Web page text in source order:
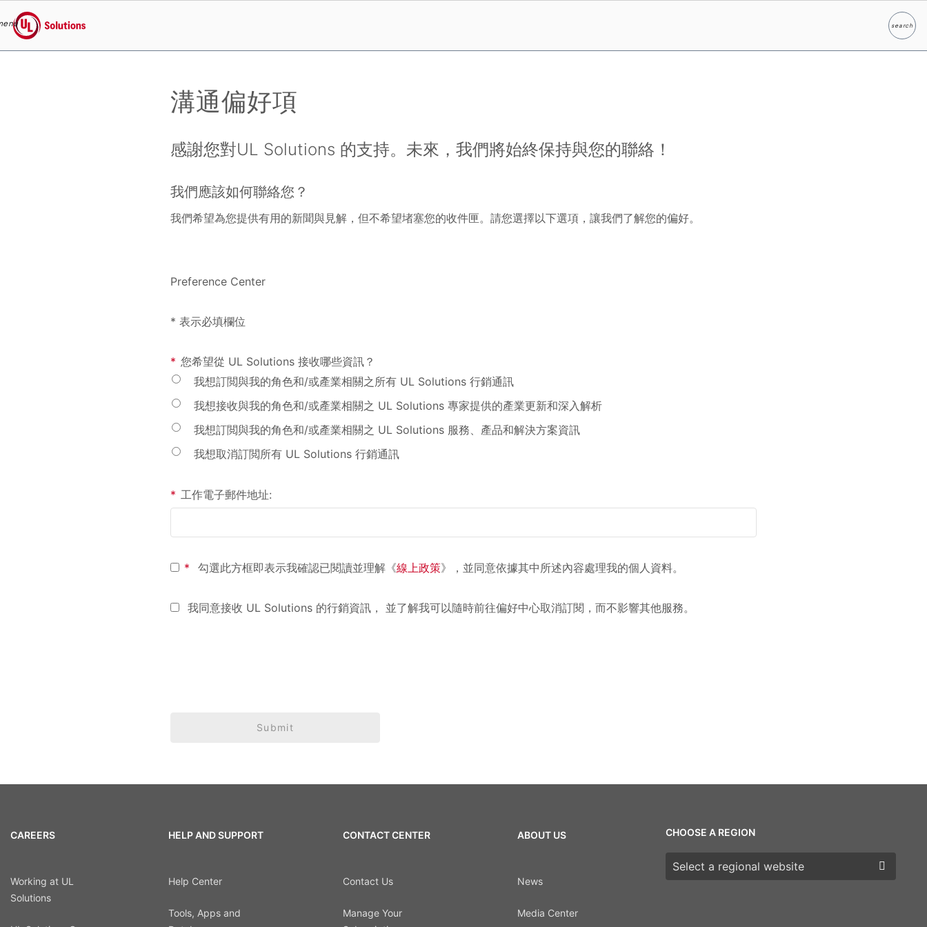
UL Solutions
searchSearch
溝通偏好項
感謝您對UL Solutions 的支持。未來，我們將始終保持與您的聯絡！
我們應該如何聯絡您？
我們希望為您提供有用的新聞與見解，但不希望堵塞您的收件匣。請您選擇以下選項，讓我們了解您的偏好。
Preference Center
* 表示必填欄位
* 您希望從 UL Solutions 接收哪些資訊？
我想訂閲與我的角色和/或產業相關之所有 UL Solutions 行銷通訊
我想接收與我的角色和/或產業相關之 UL Solutions 專家提供的產業更新和深入解析
我想訂閲與我的角色和/或產業相關之 UL Solutions 服務、產品和解決方案資訊
我想取消訂閲所有 UL Solutions 行銷通訊
* 工作電子郵件地址:
* 勾選此方框即表示我確認已閱讀並理解《線上政策》，並同意依據其中所述內容處理我的個人資料。
我同意接收 UL Solutions 的行銷資訊， 並了解我可以隨時前往偏好中心取消訂閱，而不影響其他服務。
Submit
CAREERS
Working at UL
Solutions
HELP AND SUPPORT
Help Center
Tools, Apps and
CONTACT CENTER
Contact Us
Manage Your
ABOUT US
News
Media Center
CHOOSE A REGION
Choose a region